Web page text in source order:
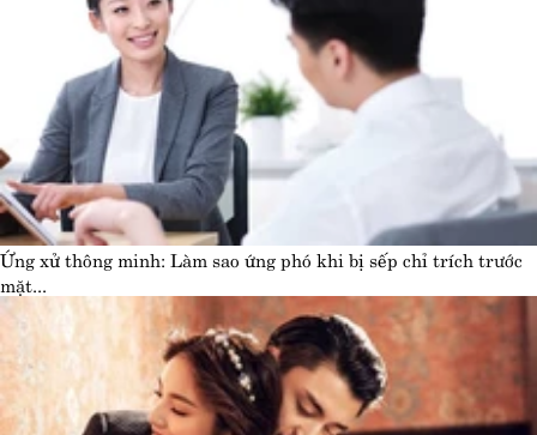
Ứng xử thông minh: Làm sao ứng phó khi bị sếp chỉ trích trước
mặt...